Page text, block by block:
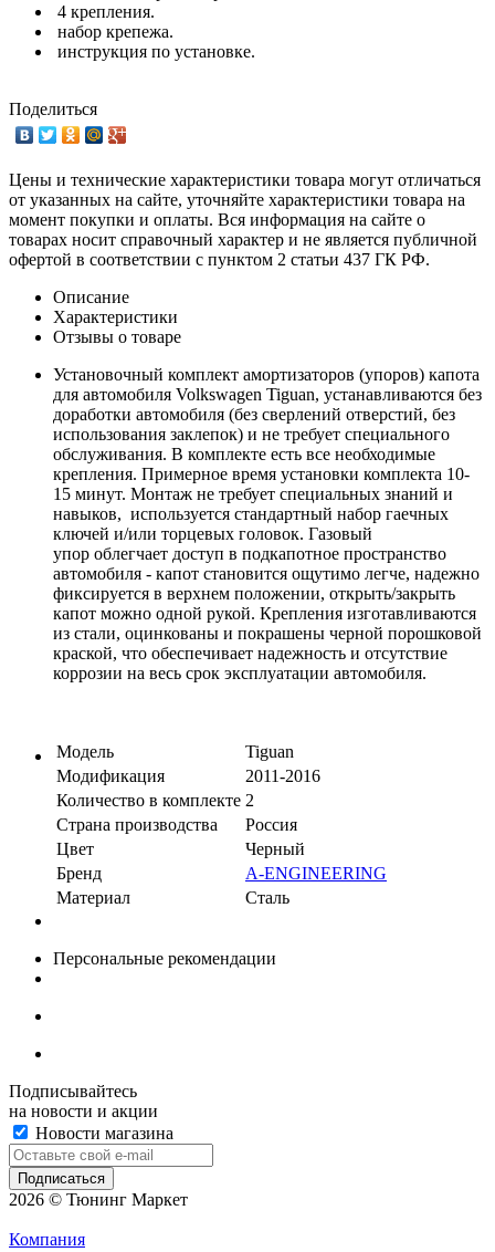
4 крепления.
набор крепежа.
инструкция по установке.
Поделиться
Цены и технические характеристики товара могут отличаться
от указанных на сайте, уточняйте характеристики товара на
момент покупки и оплаты. Вся информация на сайте о
товарах носит справочный характер и не является публичной
офертой в соответствии с пунктом 2 статьи 437 ГК РФ.
Описание
Характеристики
Отзывы о товаре
Установочный комплект амортизаторов (упоров) капота
для автомобиля Volkswagen Tiguan, устанавливаются без
доработки автомобиля (без сверлений отверстий, без
использования заклепок) и не требует специального
обслуживания. В комплекте есть все необходимые
крепления. Примерное время установки комплекта 10-
15 минут. Монтаж не требует специальных знаний и
навыков, используется стандартный набор гаечных
ключей и/или торцевых головок. Газовый
упор облегчает доступ в подкапотное пространство
автомобиля - капот становится ощутимо легче, надежно
фиксируется в верхнем положении, открыть/закрыть
капот можно одной рукой. Крепления изготавливаются
из стали, оцинкованы и покрашены черной порошковой
краской, что обеспечивает надежность и отсутствие
коррозии на весь срок эксплуатации автомобиля.
Модель
Tiguan
Модификация
2011-2016
Количество в комплекте 2
Страна производства
Россия
Цвет
Черный
Бренд
A-ENGINEERING
Материал
Сталь
Персональные рекомендации
Подписывайтесь
на новости и акции
Новости магазина
2026 © Тюнинг Маркет
Компания